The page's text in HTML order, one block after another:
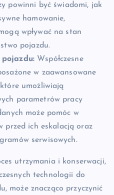
powinni być świadomi, jak
hamowanie,
wpływać na stan
pojazdu.
Współczesne
w zaawansowane
umożliwiają
parametrów pracy
może pomóc w
przed ich eskalacją oraz
serwisowych.
utrzymania i konserwacji,
technologii do
może znacząco przyczynić